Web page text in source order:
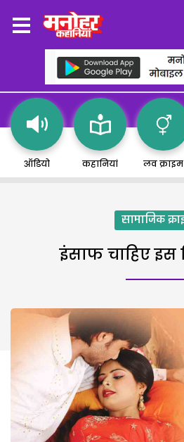
ऑडियो कहानियां लव क्राइम
सामाजिक
इंसाफ चाहिए इस